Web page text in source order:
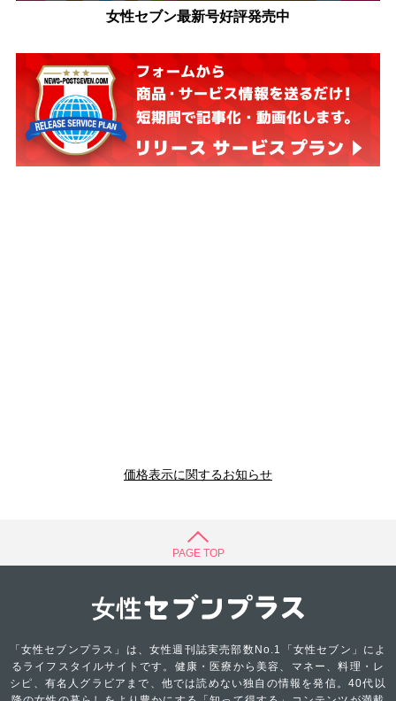
女性セブン最新号好評発売中
価格表示に関するお知らせ
PAGE TOP
「女性セブンプラス」は、女性週刊誌実売部数No.1「女性セブン」によ
るライフスタイルサイトです。健康・医療から美容、マネー、料理・レ
シピ、有名人グラビアまで、他では読めない独自の情報を発信。40代以